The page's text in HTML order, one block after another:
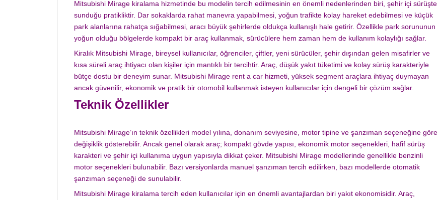
Mitsubishi Mirage kiralama hizmetinde bu modelin tercih edilmesinin en önemli nedenlerinden biri, şehir içi sürüşte
sunduğu pratikliktir. Dar sokaklarda rahat manevra yapabilmesi, yoğun trafikte kolay hareket edebilmesi ve küçük
park alanlarına rahatça sığabilmesi, aracı büyük şehirlerde oldukça kullanışlı hale getirir. Özellikle park sorununun
yoğun olduğu bölgelerde kompakt bir araç kullanmak, sürücülere hem zaman hem de kullanım kolaylığı sağlar.
Kiralık Mitsubishi Mirage, bireysel kullanıcılar, öğrenciler, çiftler, yeni sürücüler, şehir dışından gelen misafirler ve
kısa süreli araç ihtiyacı olan kişiler için mantıklı bir tercihtir. Araç, düşük yakıt tüketimi ve kolay sürüş karakteriyle
bütçe dostu bir deneyim sunar. Mitsubishi Mirage rent a car hizmeti, yüksek segment araçlara ihtiyaç duymayan
ancak güvenilir, ekonomik ve pratik bir otomobil kullanmak isteyen kullanıcılar için dengeli bir çözüm sağlar.
Teknik Özellikler
Mitsubishi Mirage’ın teknik özellikleri model yılına, donanım seviyesine, motor tipine ve şanzıman seçeneğine göre
değişiklik gösterebilir. Ancak genel olarak araç; kompakt gövde yapısı, ekonomik motor seçenekleri, hafif sürüş
karakteri ve şehir içi kullanıma uygun yapısıyla dikkat çeker. Mitsubishi Mirage modellerinde genellikle benzinli
motor seçenekleri bulunabilir. Bazı versiyonlarda manuel şanzıman tercih edilirken, bazı modellerde otomatik
şanzıman seçeneği de sunulabilir.
Mitsubishi Mirage kiralama tercih eden kullanıcılar için en önemli avantajlardan biri yakıt ekonomisidir. Araç,